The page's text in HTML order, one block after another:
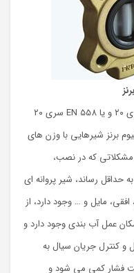
ضخامت کم شیر با استاندارد ISO 5752 سری ۲۰ و یا EN 558 سری ۲۰
برنز شیرهایی با وزن های
که در نصب،
حداقل رساند، شیر پروانه ای
افقی، مایل و … وجود دارد، از
عمل آب بندی وجود دارد و
و کنترل جریان سیال به
فشار کمی می شود و